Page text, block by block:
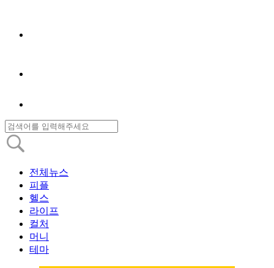
전체뉴스
피플
헬스
라이프
컬처
머니
테마